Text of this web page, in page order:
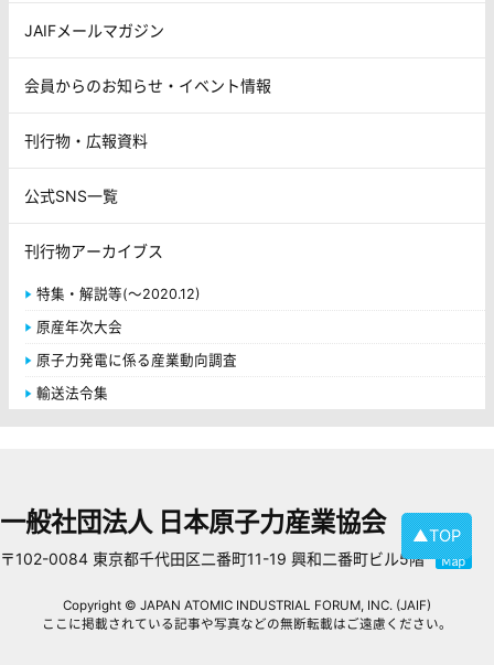
JAIFメールマガジン
会員からのお知らせ・イベント情報
刊行物・広報資料
公式SNS一覧
刊行物アーカイブス
特集・解説等(～2020.12)
原産年次大会
原子力発電に係る産業動向調査
輸送法令集
▲TOP
一般社団法人 日本原子力産業協会
〒102-0084 東京都千代田区二番町11-19 興和二番町ビル5階
Copyright © JAPAN ATOMIC INDUSTRIAL FORUM, INC. (JAIF)
ここに掲載されている記事や写真などの無断転載はご遠慮ください。